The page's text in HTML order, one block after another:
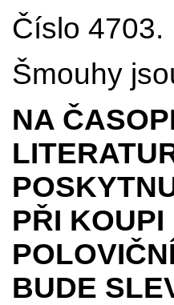
Číslo 4703.
Šmouhy
NA
PŘI
BUDE